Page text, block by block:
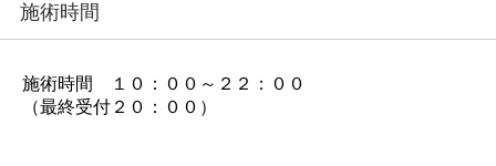
施術時間
施術時間 １０：００～２２：００
（最終受付２０：００）